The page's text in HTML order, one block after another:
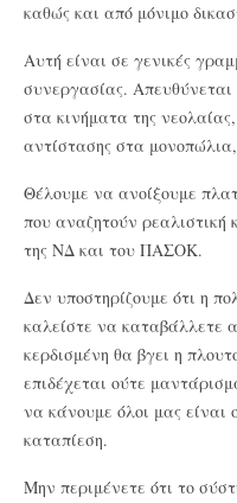
καθώς και από μόνιμο
Αυτή είναι σε γενικές
συνεργασίας.
στα κινήματα της
αντίστασης στα
Θέλουμε να ανοίξουμε
που αναζητούν
της ΝΔ και του ΠΑΣΟΚ.
Δεν υποστηρίζουμε ότι η
καλείστε να καταβάλλετε
κερδισμένη θα βγει η
επιδέχεται ούτε
να κάνουμε όλοι μας είναι
καταπίεση.
Μην περιμένετε ότι το